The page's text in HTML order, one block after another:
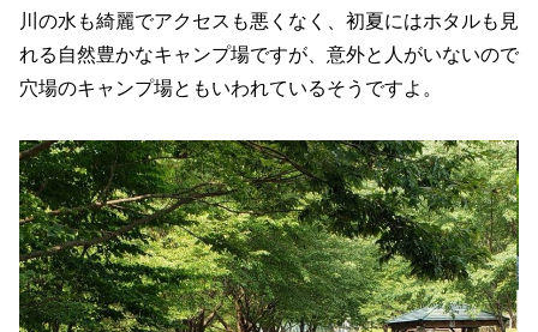
川の水も綺麗でアクセスも悪くなく、初夏にはホタルも見
れる自然豊かなキャンプ場ですが、意外と人がいないので
穴場のキャンプ場ともいわれているそうですよ。